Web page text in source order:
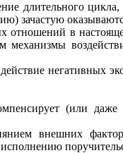
длительного цикла,
зачастую
в
механизмы
негативных
(или
внешних
исполнению